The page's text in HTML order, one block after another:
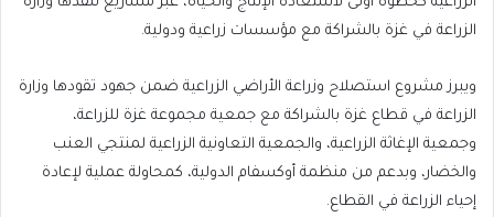
الزراعة في غزة بالشراكة مع مؤسسات زراعية ودولية.
ويبرز مشروع استصلاح وزراعة الأراضي الزراعية ضمن جهود تقودها وزارة
الزراعة في قطاع غزة بالشراكة مع جمعية مجموعة غزة للزراعة،
وجمعية الإغاثة الزراعية، والجمعية التعاونية الزراعية لمنتجي العنب
والخضار، وبدعم من منظمة أوكسفام الدولية، كمحاولة عملية لإعادة
إحياء الزراعة في القطاع.